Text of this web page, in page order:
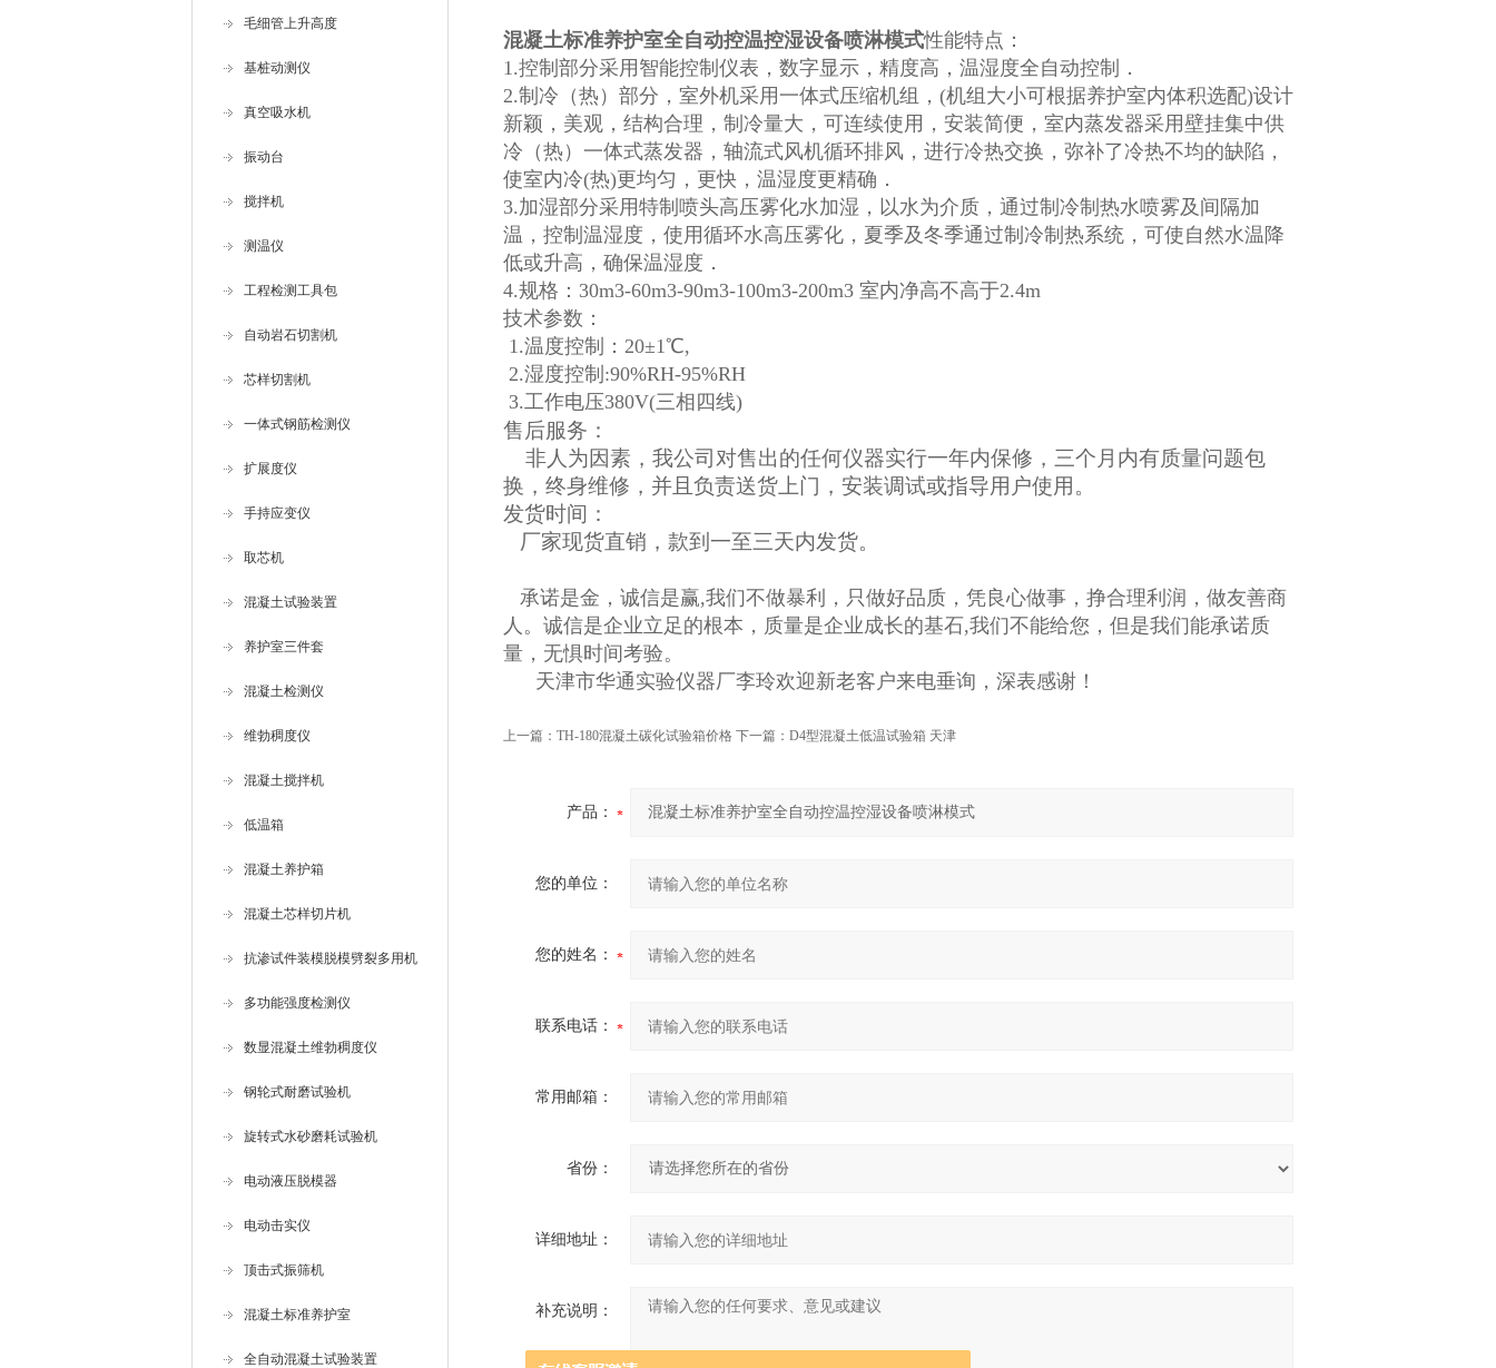
毛细管上升高度
基桩动测仪
真空吸水机
振动台
搅拌机
测温仪
工程检测工具包
自动岩石切割机
芯样切割机
一体式钢筋检测仪
扩展度仪
手持应变仪
取芯机
混凝土试验装置
养护室三件套
混凝土检测仪
维勃稠度仪
混凝土搅拌机
低温箱
混凝土养护箱
混凝土芯样切片机
抗渗试件装模脱模劈裂多用机
多功能强度检测仪
数显混凝土维勃稠度仪
钢轮式耐磨试验机
旋转式水砂磨耗试验机
电动液压脱模器
电动击实仪
顶击式振筛机
混凝土标准养护室
全自动混凝土试验装置
混凝土标准养护室全自动控温控湿设备喷淋模式性能特点：
1.控制部分采用智能控制仪表，数字显示，精度高，温湿度全自动控制．
2.制冷（热）部分，室外机采用一体式压缩机组，(机组大小可根据养护室内体积选配)设计
新颖，美观，结构合理，制冷量大，可连续使用，安装简便，室内蒸发器采用壁挂集中供
冷（热）一体式蒸发器，轴流式风机循环排风，进行冷热交换，弥补了冷热不均的缺陷，
使室内冷(热)更均匀，更快，温湿度更精确．
3.加湿部分采用特制喷头高压雾化水加湿，以水为介质，通过制冷制热水喷雾及间隔加
温，控制温湿度，使用循环水高压雾化，夏季及冬季通过制冷制热系统，可使自然水温降
低或升高，确保温湿度．
4.规格：30m3-60m3-90m3-100m3-200m3 室内净高不高于2.4m
技术参数：
1.温度控制：20±1℃,
2.湿度控制:90%RH-95%RH
3.工作电压380V(三相四线)
售后服务：
非人为因素，我公司对售出的任何仪器实行一年内保修，三个月内有质量问题包
换，终身维修，并且负责送货上门，安装调试或指导用户使用。
发货时间：
厂家现货直销，款到一至三天内发货。
承诺是金，诚信是赢,我们不做暴利，只做好品质，凭良心做事，挣合理利润，做友善商
人。诚信是企业立足的根本，质量是企业成长的基石,我们不能给您，但是我们能承诺质
量，无惧时间考验。
天津市华通实验仪器厂李玲欢迎新老客户来电垂询，深表感谢！
上一篇： TH-180混凝土碳化试验箱价格 下一篇： D4型混凝土低温试验箱 天津
产品：
您的单位：
您的姓名：
联系电话：
常用邮箱：
省份：
详细地址：
补充说明：